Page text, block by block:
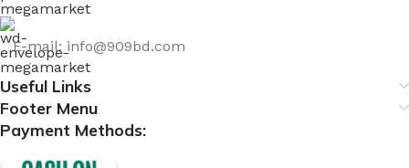
E-mail: info@909bd.com
Useful Links
Footer Menu
Payment Methods: